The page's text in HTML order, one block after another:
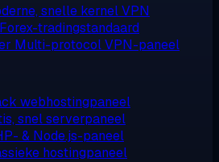
snelle kernel VPN
Forex-tradingstandaard
Multi-protocol VPN-paneel
webhostingpaneel
snel serverpaneel
& Node.js-paneel
hostingpaneel